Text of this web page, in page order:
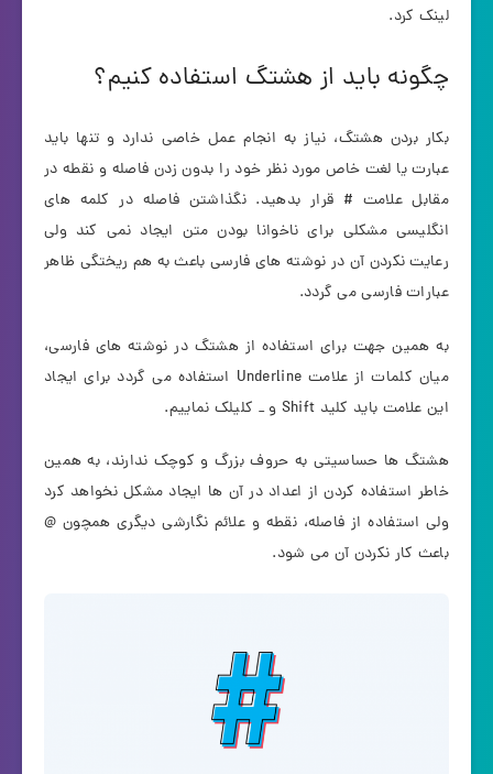
لینک کرد.
چگونه باید از هشتگ استفاده کنیم؟
بکار بردن هشتگ، نیاز به انجام عمل خاصی ندارد و تنها باید
عبارت یا لغت خاص مورد نظر خود را بدون زدن فاصله و نقطه در
مقابل علامت # قرار بدهید. نگذاشتن فاصله در کلمه های
انگلیسی مشکلی برای ناخوانا بودن متن ایجاد نمی کند ولی
رعایت نکردن آن در نوشته های فارسی باعث به هم ریختگی ظاهر
عبارات فارسی می گردد.
به همین جهت برای استفاده از هشتگ در نوشته های فارسی،
میان کلمات از علامت Underline استفاده می گردد برای ایجاد
این علامت باید کلید Shift و _ کلیلک نماییم.
هشتگ ها حساسیتی به حروف بزرگ و کوچک ندارند، به همین
خاطر استفاده کردن از اعداد در آن ها ایجاد مشکل نخواهد کرد
ولی استفاده از فاصله، نقطه و علائم نگارشی دیگری همچون @
باعث کار نکردن آن می شود.